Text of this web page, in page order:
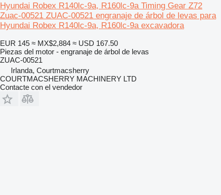
Hyundai Robex R140lc-9a, R160lc-9a Timing Gear Z72
Zuac-00521 ZUAC-00521 engranaje de árbol de levas para
Hyundai Robex R140lc-9a, R160lc-9a excavadora
EUR 145 ≈ MX$2,884 ≈ USD 167.50
Piezas del motor - engranaje de árbol de levas
ZUAC-00521
Irlanda, Courtmacsherry
COURTMACSHERRY MACHINERY LTD
Contacte con el vendedor